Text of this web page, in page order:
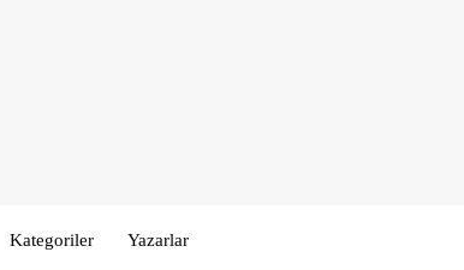
Kategoriler Yazarlar